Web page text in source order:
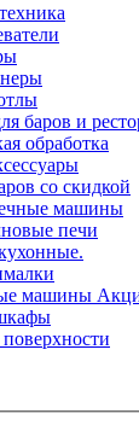
баров и
обработка
со скидкой
машины
печи
машины